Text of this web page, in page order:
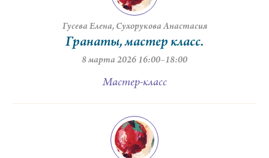
Гусева Елена Сухорукова Анастасия
Гранаты, мастер класс.
8 марта 2026 16:00–18:00
Мастер-класс